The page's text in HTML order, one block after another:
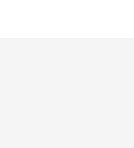
devoluciones.